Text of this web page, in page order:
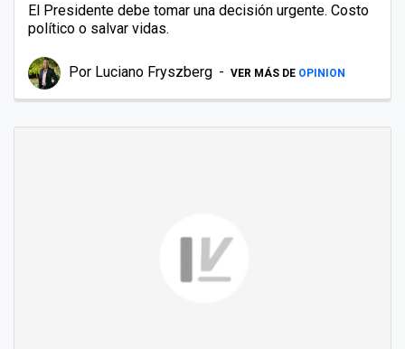
El Presidente debe tomar una decisión urgente. Costo
político o salvar vidas.
Por Luciano Fryszberg VER MÁS DE OPINION